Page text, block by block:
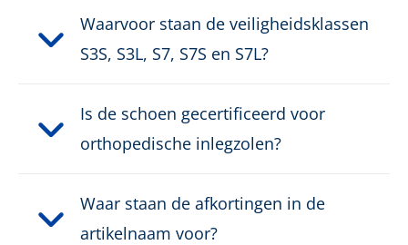
medium
Bovenmateriaal: Suède leder
Gewicht per schoen: 765 g
Type beschermkap: Composiet
Waarvoor staan de veiligheidsklassen
S3S, S3L, S7, S7S en S7L?
Is de schoen gecertificeerd voor
orthopedische inlegzolen?
Waar staan de afkortingen in de
artikelnaam voor?